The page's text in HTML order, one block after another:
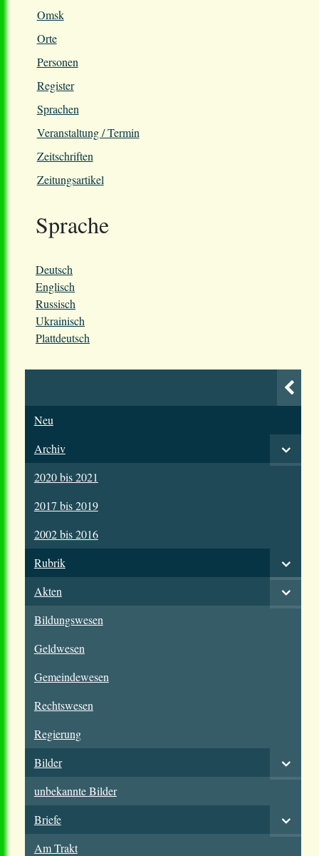
Omsk
Orte
Personen
Register
Sprachen
Veranstaltung / Termin
Zeitschriften
Zeitungsartikel
Sprache
Deutsch
Englisch
Russisch
Ukrainisch
Plattdeutsch
Neu
Archiv
2020 bis 2021
2017 bis 2019
2002 bis 2016
Rubrik
Akten
Bildungswesen
Geldwesen
Gemeindewesen
Rechtswesen
Regierung
Bilder
unbekannte Bilder
Briefe
Am Trakt